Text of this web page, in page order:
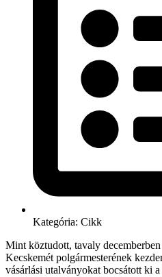
Kategória: Cikk
Mint köztudott, tavaly
Kecskemét polgármesterének
vásárlási utalványokat bocsátott ki